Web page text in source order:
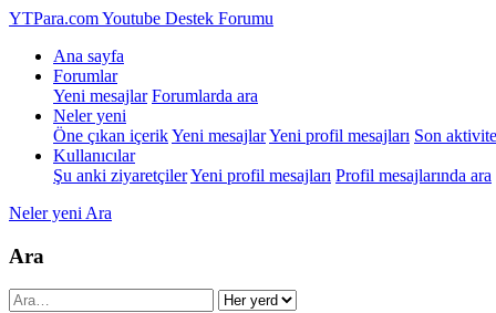
YTPara.comYoutube Destek Forumu
Ana sayfa
Forumlar
Yeni mesajlar Forumlarda ara
Neler yeni
Öne çıkan içerikYeni mesajlarYeni profil mesajları Son
Kullanıcılar
Şu anki ziyaretçilerYeni profil mesajları Profil mesajlarında ara
Neler yeni Ara
Ara